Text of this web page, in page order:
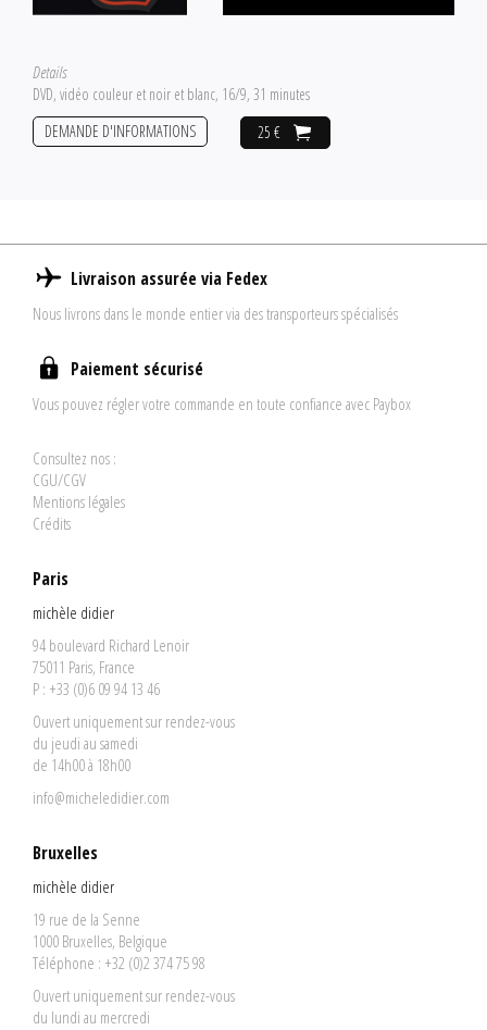
Details
DVD, vidéo couleur et noir et blanc, 16/9, 31 minutes
25 €
DEMANDE D'INFORMATIONS
Livraison assurée via Fedex
Nous livrons dans le monde entier via des transporteurs spécialisés
Paiement sécurisé
Vous pouvez régler votre commande en toute confiance avec Paybox
Consultez nos :
CGU/CGV
Mentions légales
Crédits
Paris
michèle didier
94 boulevard Richard Lenoir
75011 Paris, France
P : +33 (0)6 09 94 13 46
Ouvert uniquement sur rendez-vous
du jeudi au samedi
de 14h00 à 18h00
info@micheledidier.com
Bruxelles
michèle didier
19 rue de la Senne
1000 Bruxelles, Belgique
Téléphone : +32 (0)2 374 75 98
Ouvert uniquement sur rendez-vous
du lundi au mercredi